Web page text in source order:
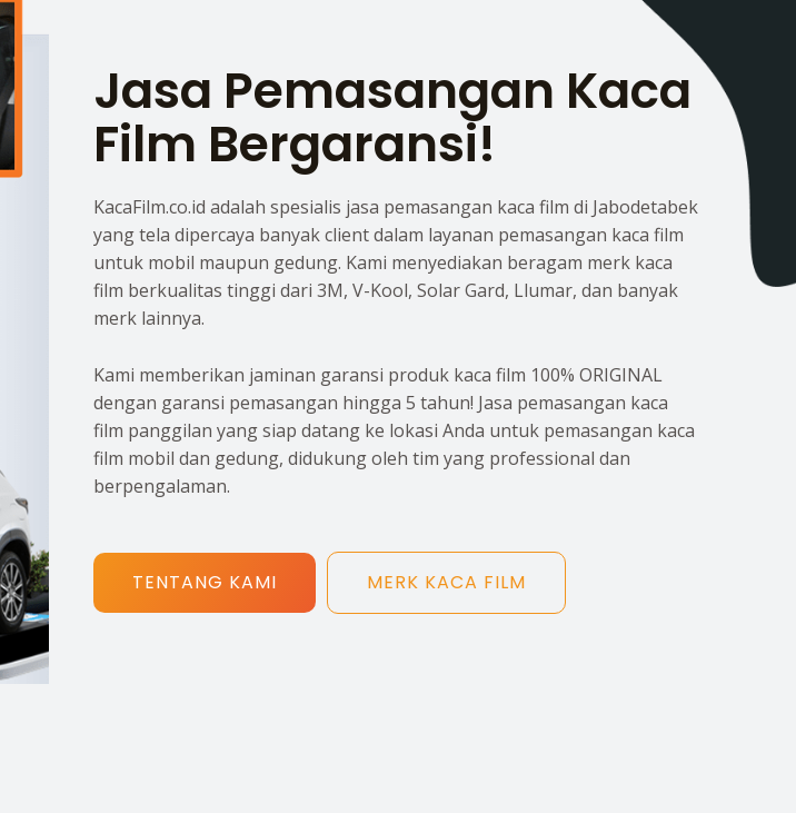
Jasa Pemasangan Kaca
Film Bergaransi!
KacaFilm.co.id adalah spesialis jasa pemasangan kaca film di Jabodetabek
yang tela dipercaya banyak client dalam layanan pemasangan kaca film
untuk mobil maupun gedung. Kami menyediakan beragam merk kaca
film berkualitas tinggi dari 3M, V-Kool, Solar Gard, Llumar, dan banyak
merk lainnya.
Kami memberikan jaminan garansi produk kaca film 100% ORIGINAL
dengan garansi pemasangan hingga 5 tahun! Jasa pemasangan kaca
film panggilan yang siap datang ke lokasi Anda untuk pemasangan kaca
film mobil dan gedung, didukung oleh tim yang professional dan
berpengalaman.
TENTANG KAMI MERK KACA FILM